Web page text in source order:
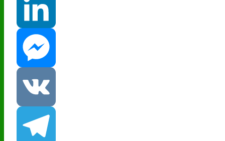
Facebook
LinkedIn
Messenger
VK